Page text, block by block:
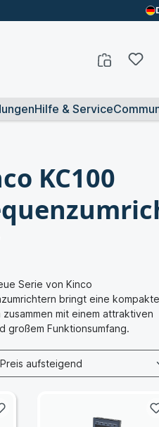
Hilfe & Service
KC100
Serie von Kinco
bringt eine kompakte
zusammen mit einem attraktiven
großem Funktionsumfang.